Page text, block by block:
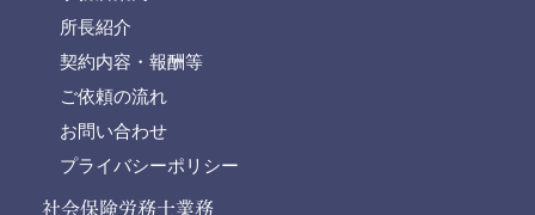
所長紹介
契約内容・報酬等
ご依頼の流れ
お問い合わせ
プライバシーポリシー
社会保険労務士業務